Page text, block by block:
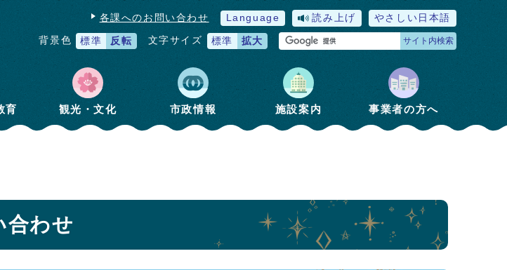
各課へのお問い合わせ Language 読み上げ やさしい日本語
背景色 標準 反転 文字サイズ 標準 拡大 サイト内検索
育 観光・文化 市政情報 施設案内 事業者の方へ
合わせ